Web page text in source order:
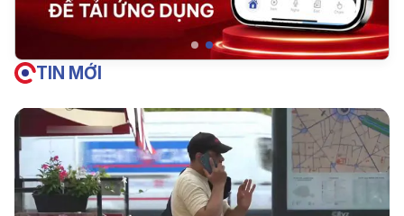
TIN MỚI